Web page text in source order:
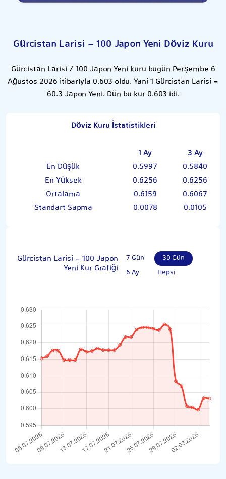
Gürcistan Larisi - 100 Japon Yeni Döviz Kuru
Gürcistan Larisi / 100 Japon Yeni kuru bugün Perşembe 6
Ağustos 2026 itibarıyla 0.603 oldu. Yani 1 Gürcistan Larisi =
60.3 Japon Yeni. Dün bu kur 0.603 idi.
Döviz Kuru İstatistikleri
1 Ay
3 Ay
En Düşük
0.5997
0.5840
En Yüksek
0.6256
0.6256
Ortalama
0.6159
0.6067
Standart Sapma
0.0078 0.0105
Gürcistan Larisi - 100 Japon
Yeni Kur Grafiği
7 Gün
30 Gün
6 Ay
Hepsi